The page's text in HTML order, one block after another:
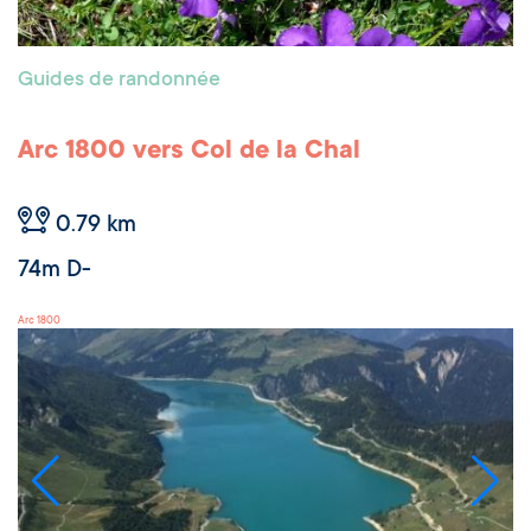
Guides de randonnée
Arc 1800 vers Col de la Chal
0.79 km
74m D-
Arc 1800